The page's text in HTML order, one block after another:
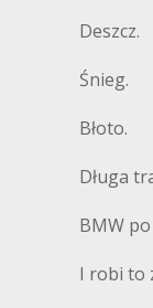
Deszcz.
Śnieg.
Błoto.
Długa
BMW
I robi to